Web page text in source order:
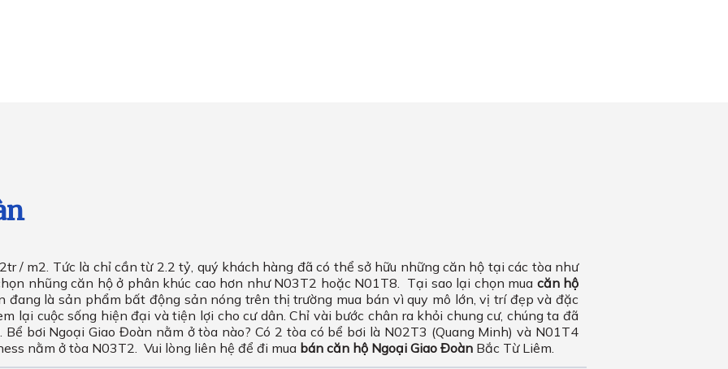
/ m2. Tức là chỉ cần từ 2.2 tỷ, quý khách hàng đã có thể sở hữu những căn hộ tại các tòa như
nhũng căn hộ ở phân khúc cao hơn như N03T2 hoặc N01T8. Tại sao lại chọn mua căn hộ
đang là sản phẩm bất động sản nóng trên thị trường mua bán vì quy mô lớn, vị trí đẹp và đặc
lại cuộc sống hiện đại và tiện lợi cho cư dân. Chỉ vài bước chân ra khỏi chung cư, chúng ta đã
bơi Ngoại Giao Đoàn nằm ở tòa nào? Có 2 tòa có bể bơi là N02T3 (Quang Minh) và N01T4
nằm ở tòa N03T2. Vui lòng liên hệ để đi mua bán căn hộ Ngoại Giao Đoàn Bắc Từ Liêm.